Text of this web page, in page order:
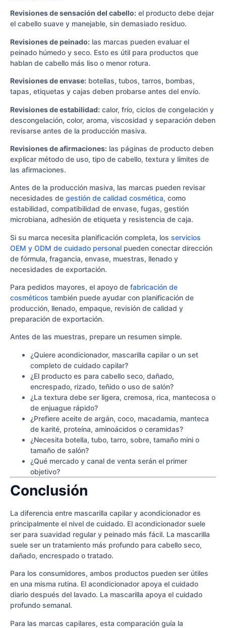
Revisiones de sensación del cabello: el producto debe dejar
el cabello suave y manejable, sin demasiado residuo.
Revisiones de peinado: las marcas pueden evaluar el
peinado húmedo y seco. Esto es útil para productos que
hablan de cabello más liso o menor rotura.
Revisiones de envase: botellas, tubos, tarros, bombas,
tapas, etiquetas y cajas deben probarse antes del envío.
Revisiones de estabilidad: calor, frío, ciclos de congelación y
descongelación, color, aroma, viscosidad y separación deben
revisarse antes de la producción masiva.
Revisiones de afirmaciones: las páginas de producto deben
explicar método de uso, tipo de cabello, textura y límites de
las afirmaciones.
Antes de la producción masiva, las marcas pueden revisar
necesidades de gestión de calidad cosmética, como
estabilidad, compatibilidad de envase, fugas, gestión
microbiana, adhesión de etiqueta y resistencia de caja.
Si su marca necesita planificación completa, los servicios
OEM y ODM de cuidado personal pueden conectar dirección
de fórmula, fragancia, envase, muestras, llenado y
necesidades de exportación.
Para pedidos mayores, el apoyo de fabricación de
cosméticos también puede ayudar con planificación de
producción, llenado, empaque, revisión de calidad y
preparación de exportación.
Antes de las muestras, prepare un resumen simple.
¿Quiere acondicionador, mascarilla capilar o un set
completo de cuidado capilar?
¿El producto es para cabello seco, dañado,
encrespado, rizado, teñido o uso de salón?
¿La textura debe ser ligera, cremosa, rica, mantecosa o
de enjuague rápido?
¿Prefiere aceite de argán, coco, macadamia, manteca
de karité, proteína, aminoácidos o ceramidas?
¿Necesita botella, tubo, tarro, sobre, tamaño mini o
tamaño de salón?
¿Qué mercado y canal de venta serán el primer
objetivo?
Conclusión
La diferencia entre mascarilla capilar y acondicionador es
principalmente el nivel de cuidado. El acondicionador suele
ser para suavidad regular y peinado más fácil. La mascarilla
suele ser un tratamiento más profundo para cabello seco,
dañado, encrespado o tratado.
Para los consumidores, ambos productos pueden ser útiles
en una misma rutina. El acondicionador apoya el cuidado
diario después del lavado. La mascarilla apoya el cuidado
profundo semanal.
Para las marcas capilares, esta comparación guía la